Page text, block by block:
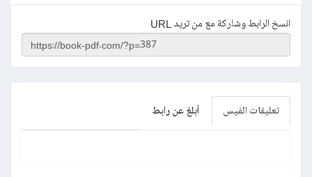
انسخ الرابط وشاركة مع من تريد URL
تعليقات الفيس أبلغ عن رابط